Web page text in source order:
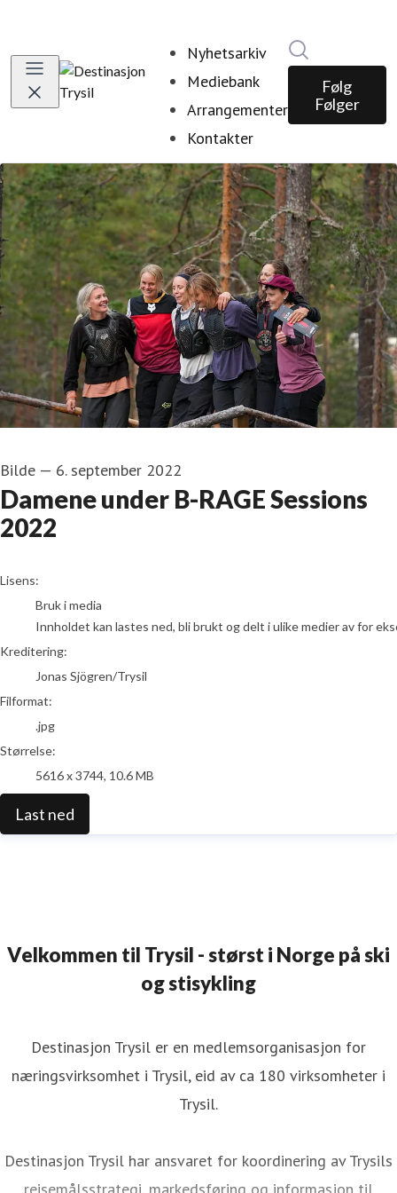
Nyhetsarkiv
Mediebank
Arrangementer
Kontakter
Følg
Følger
Bilde — 6. september 2022
Damene under B-RAGE Sessions
2022
Jonas Sjögren/Trysil
Lisens:
Bruk i media
Innholdet kan lastes ned, bli brukt og delt i ulike medier av for
Kreditering:
Jonas Sjögren/Trysil
Filformat:
.jpg
Størrelse:
5616 x 3744, 10.6 MB
Last ned
Velkommen til Trysil - størst i Norge på ski
og stisykling
Destinasjon Trysil er en medlemsorganisasjon for
næringsvirksomhet i Trysil, eid av ca 180 virksomheter i
Trysil.
Destinasjon Trysil har ansvaret for koordinering av Trysils